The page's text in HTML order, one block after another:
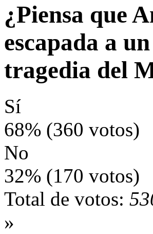
¿Piensa que
escapada a
tragedia del
Sí
68% (360 votos)
No
32% (170 votos)
Total de votos:
»